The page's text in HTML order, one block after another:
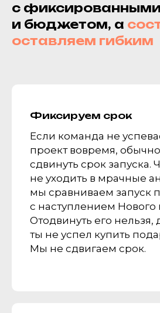
с
и бюджетом, а
оставляем гибким
Фиксируем срок
Если команда не
проект вовремя,
сдвинуть срок запуска.
не уходить в мрачные
мы сравниваем запуск
с наступлением Нового
Отодвинуть его нельзя,
ты не успел купить
Мы не сдвигаем срок.